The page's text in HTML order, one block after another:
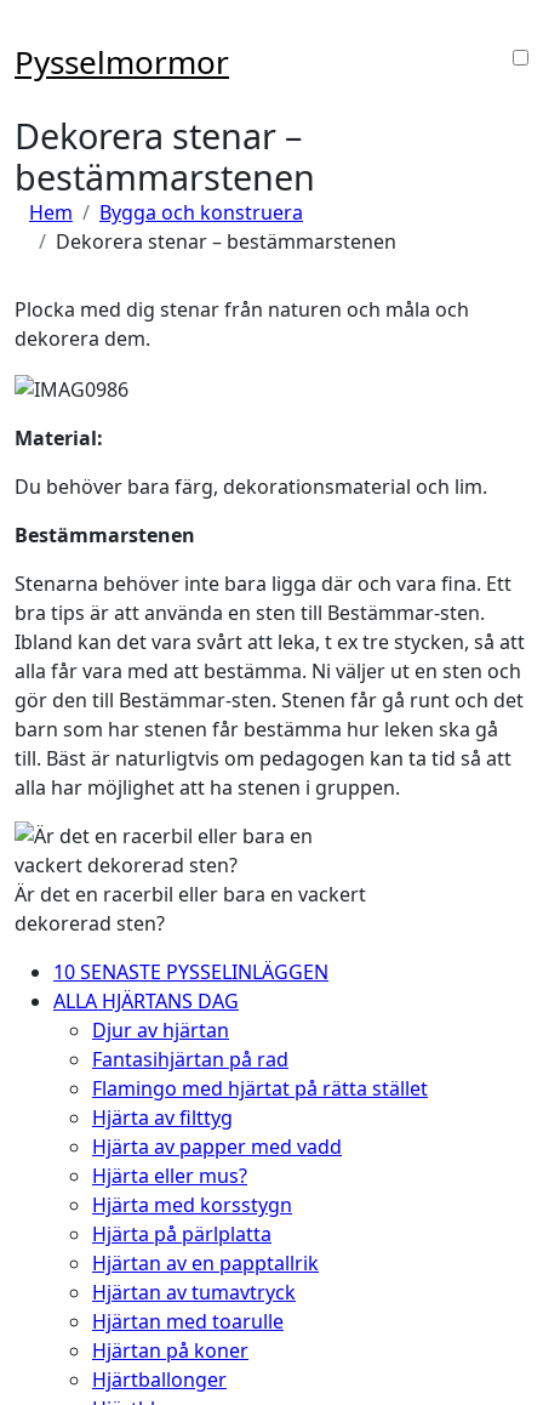
innehåll
Pysselmormor
Dekorera stenar –
bestämmarstenen
Hem
Bygga och konstruera
Dekorera stenar – bestämmarstenen
Plocka med dig stenar från naturen och måla och
dekorera dem.
Material:
Du behöver bara färg, dekorationsmaterial och lim.
Bestämmarstenen
Stenarna behöver inte bara ligga där och vara fina. Ett
bra tips är att använda en sten till Bestämmar-sten.
Ibland kan det vara svårt att leka, t ex tre stycken, så att
alla får vara med att bestämma. Ni väljer ut en sten och
gör den till Bestämmar-sten. Stenen får gå runt och det
barn som har stenen får bestämma hur leken ska gå
till. Bäst är naturligtvis om pedagogen kan ta tid så att
alla har möjlighet att ha stenen i gruppen.
Är det en racerbil eller bara en vackert
dekorerad sten?
10 SENASTE PYSSELINLÄGGEN
ALLA HJÄRTANS DAG
Djur av hjärtan
Fantasihjärtan på rad
Flamingo med hjärtat på rätta stället
Hjärta av filttyg
Hjärta av papper med vadd
Hjärta eller mus?
Hjärta med korsstygn
Hjärta på pärlplatta
Hjärtan av en papptallrik
Hjärtan av tumavtryck
Hjärtan med toarulle
Hjärtan på koner
Hjärtballonger